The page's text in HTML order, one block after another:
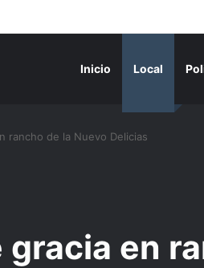
Inicio Local
rancho de la Nuevo Delicias
gracia en